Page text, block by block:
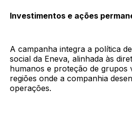
Investimentos e ações
A campanha integra a política
social da Eneva, alinhada às
humanos e proteção de grupos
regiões onde a companhia
operações.